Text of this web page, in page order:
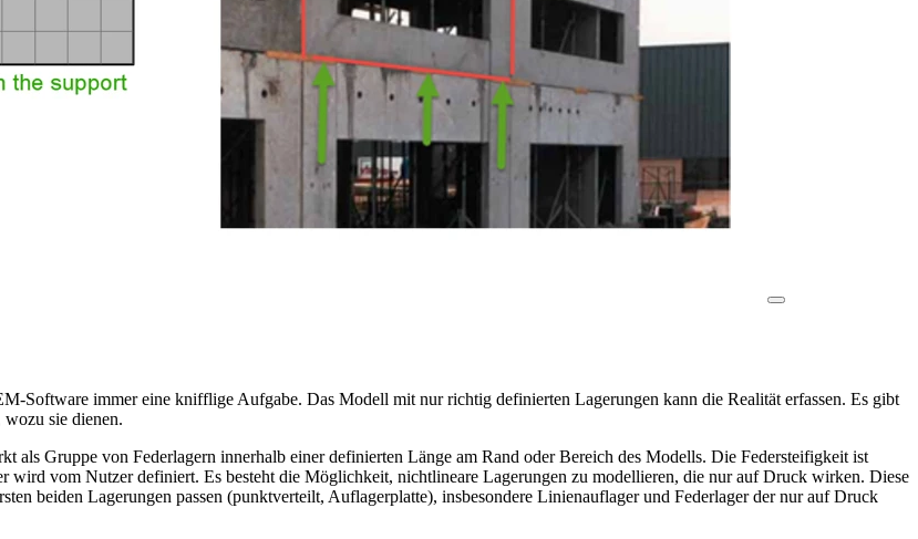
Software immer eine knifflige Aufgabe. Das Modell mit nur richtig definierten Lagerungen kann die Realität erfassen. Es gibt
sie dienen.
Gruppe von Federlagern innerhalb einer definierten Länge am Rand oder Bereich des Modells. Die Federsteifigkeit ist
wird vom Nutzer definiert. Es besteht die Möglichkeit, nichtlineare Lagerungen zu modellieren, die nur auf Druck wirken. Diese
beiden Lagerungen passen (punktverteilt, Auflagerplatte), insbesondere Linienauflager und Federlager der nur auf Druck